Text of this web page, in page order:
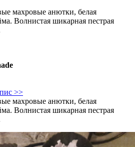
махровые анютки, белая
Волнистая шикарная пестрая
>>
махровые анютки, белая
Волнистая шикарная пестрая